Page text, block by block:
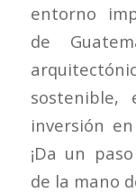
entorno
de
sostenible,
inversión
¡Da un
de la mano